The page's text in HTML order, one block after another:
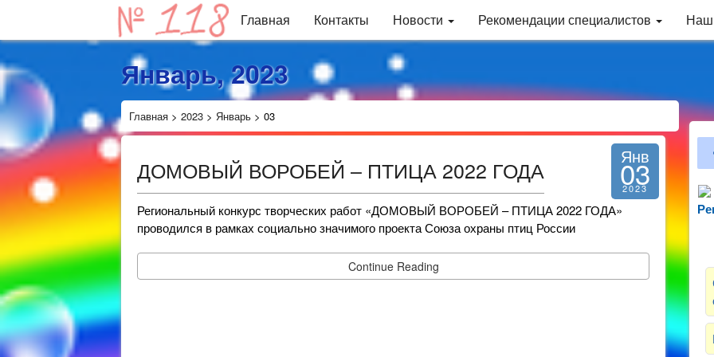
Главная Контакты Новости Рекомендации специалистов
Январь, 2023
Главная > 2023 > Январь > 03
ДОМОВЫЙ ВОРОБЕЙ – ПТИЦА 2022 ГОДА Янв
03
2023
Региональный конкурс творческих работ «ДОМОВЫЙ ВОРОБЕЙ – ПТИЦА 2022 ГОДА»
проводился в рамках социально значимого проекта Союза охраны птиц России
Continue Reading